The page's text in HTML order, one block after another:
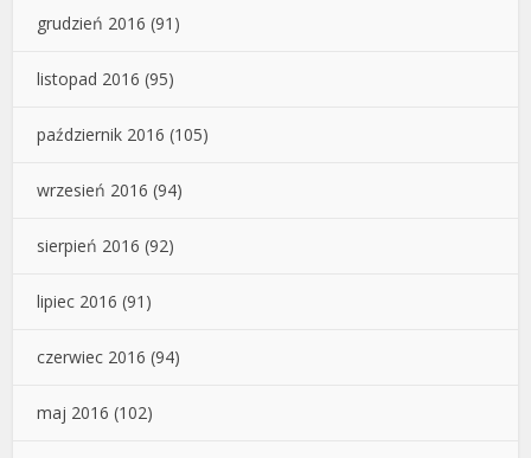
grudzień 2016 (91)
listopad 2016 (95)
październik 2016 (105)
wrzesień 2016 (94)
sierpień 2016 (92)
lipiec 2016 (91)
czerwiec 2016 (94)
maj 2016 (102)